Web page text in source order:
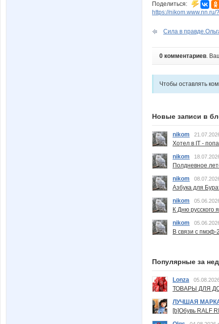
Поделиться:
https://nikom.www.nn.ru/
Сила в
0 комментариев.
Чтобы оставлять
Новые записи в
nikom
Хотел в IT -
nikom
Полдневное
nikom
Азбука для
nikom
К Дню русского
nikom
В связи с пмэф-
Популярные за
Lonza
ТОВАРЫ ДЛЯ
ЛУЧШАЯ
[b]Обувь RALF